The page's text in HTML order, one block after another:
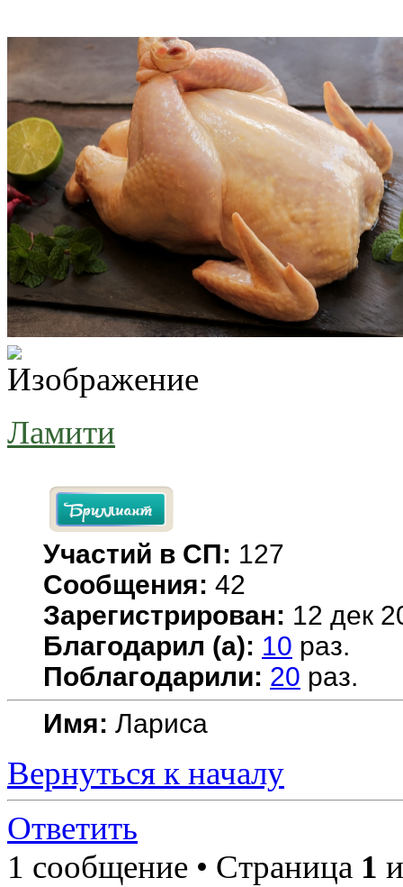
Ламити
Участий в СП: 127
Сообщения: 42
Зарегистрирован: 12 дек
Благодарил (а): 10 раз.
Поблагодарили: 20 раз.
Имя: Лариса
Вернуться к началу
Ответить
1 сообщение • Страница 1